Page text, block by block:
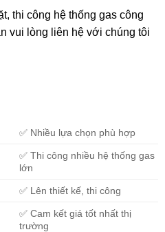
thi công hệ thống gas công
vui lòng liên hệ với chúng tôi
✅ Nhiều lựa chọn phù hợp
✅ Thi công nhiều hệ thống gas
lớn
✅ Lên thiết kế, thi công
✅ Cam kết giá tốt nhất thị
trường